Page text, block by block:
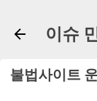
이슈
불법사이트